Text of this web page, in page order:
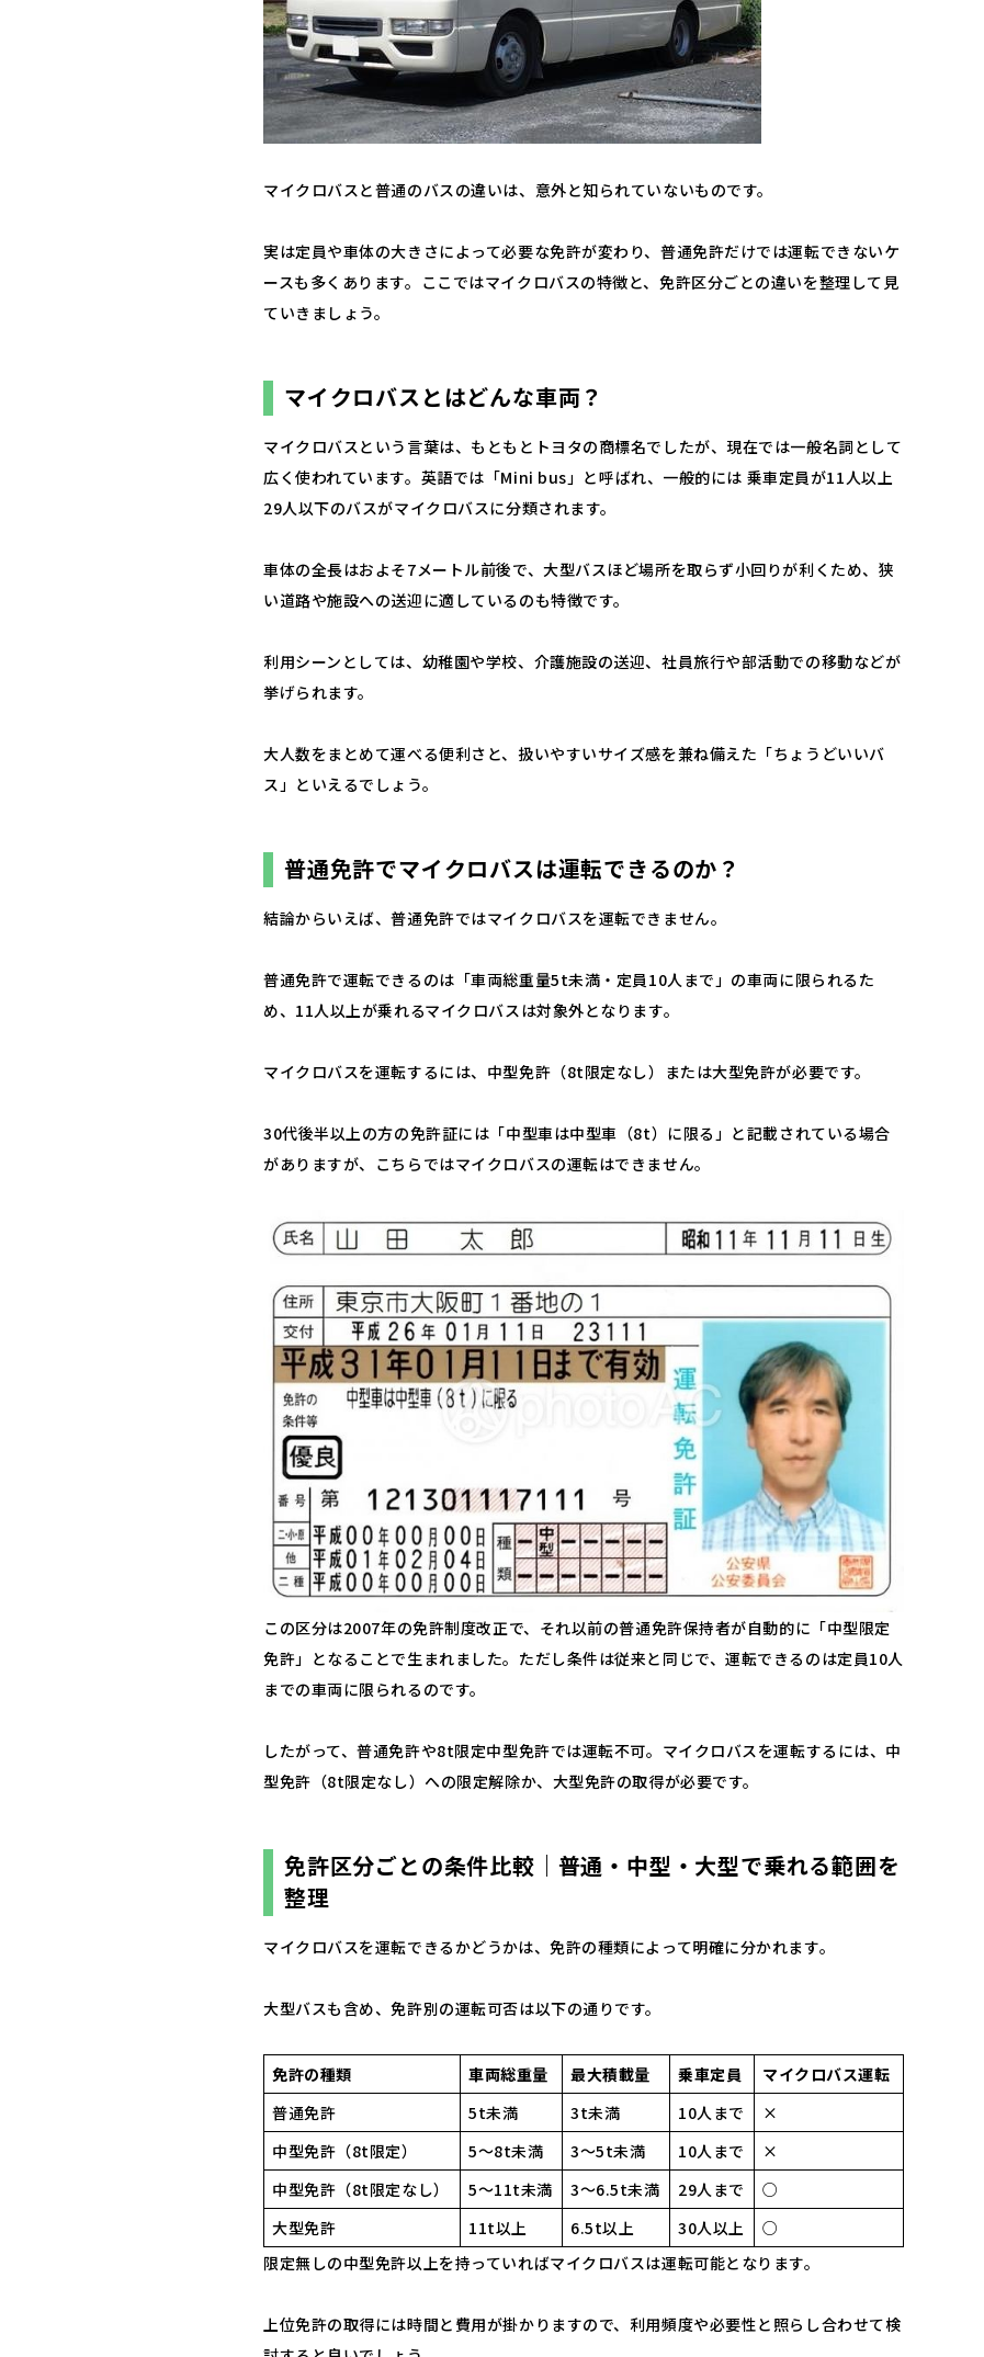
マイクロバスと普通のバスの違いは、意外と知られていないものです。
実は定員や車体の大きさによって必要な免許が変わり、普通免許だけでは運転できないケ
ースも多くあります。ここではマイクロバスの特徴と、免許区分ごとの違いを整理して見
ていきましょう。
マイクロバスとはどんな車両？
マイクロバスという言葉は、もともとトヨタの商標名でしたが、現在では一般名詞として
広く使われています。英語では「Mini bus」と呼ばれ、一般的には 乗車定員が11人以上
29人以下のバスがマイクロバスに分類されます。
車体の全長はおよそ7メートル前後で、大型バスほど場所を取らず小回りが利くため、狭
い道路や施設への送迎に適しているのも特徴です。
利用シーンとしては、幼稚園や学校、介護施設の送迎、社員旅行や部活動での移動などが
挙げられます。
大人数をまとめて運べる便利さと、扱いやすいサイズ感を兼ね備えた「ちょうどいいバ
ス」といえるでしょう。
普通免許でマイクロバスは運転できるのか？
結論からいえば、普通免許ではマイクロバスを運転できません。
普通免許で運転できるのは「車両総重量5t未満・定員10人まで」の車両に限られるた
め、11人以上が乗れるマイクロバスは対象外となります。
マイクロバスを運転するには、中型免許（8t限定なし）または大型免許が必要です。
30代後半以上の方の免許証には「中型車は中型車（8t）に限る」と記載されている場合
がありますが、こちらではマイクロバスの運転はできません。
この区分は2007年の免許制度改正で、それ以前の普通免許保持者が自動的に「中型限定
免許」となることで生まれました。ただし条件は従来と同じで、運転できるのは定員10人
までの車両に限られるのです。
したがって、普通免許や8t限定中型免許では運転不可。マイクロバスを運転するには、中
型免許（8t限定なし）への限定解除か、大型免許の取得が必要です。
免許区分ごとの条件比較｜普通・中型・大型で乗れる範囲を
整理
マイクロバスを運転できるかどうかは、免許の種類によって明確に分かれます。
大型バスも含め、免許別の運転可否は以下の通りです。
免許の種類 車両総重量 最大積載量 乗車定員
マイクロバス運転
普通免許
5t未満 3t未満 10人まで
×
中型免許（8t限定）
5〜8t未満 3〜5t未満 10人まで
×
中型免許（8t限定なし）
5〜11t未満 3〜6.5t未満 29人まで
○
大型免許
11t以上 6.5t以上 30人以上
○
限定無しの中型免許以上を持っていればマイクロバスは運転可能となります。
上位免許の取得には時間と費用が掛かりますので、利用頻度や必要性と照らし合わせて検